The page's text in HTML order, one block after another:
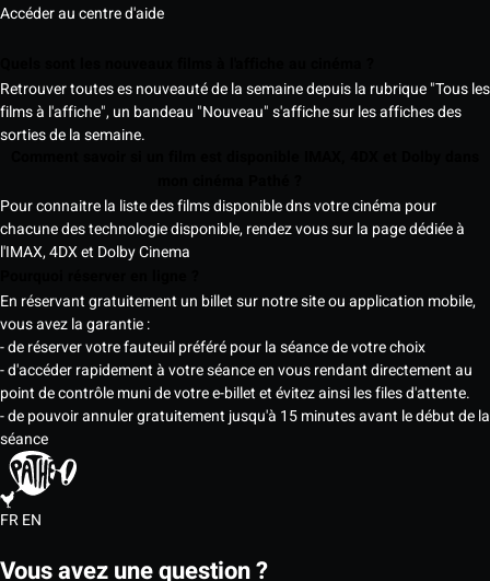
Accéder au centre d'aide
Retrouver toutes es nouveauté de la semaine depuis la rubrique "Tous les
films à l'affiche", un bandeau "Nouveau" s'affiche sur les affiches des
sorties de la semaine.
Pour connaitre la liste des films disponible dns votre cinéma pour
chacune des technologie disponible, rendez vous sur la page dédiée à
l'IMAX, 4DX et Dolby Cinema
En réservant gratuitement un billet sur notre site ou application mobile,
vous avez la garantie :
- de réserver votre fauteuil préféré pour la séance de votre choix
- d'accéder rapidement à votre séance en vous rendant directement au
point de contrôle muni de votre e-billet et évitez ainsi les files d'attente.
- de pouvoir annuler gratuitement jusqu'à 15 minutes avant le début de la
séance
FREN
Vous avez une question ?